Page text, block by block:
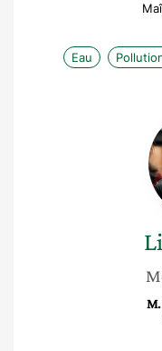
Eau